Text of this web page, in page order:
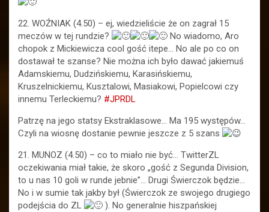
22. WOŹNIAK (4.50) – ej, wiedzieliście że on zagrał 15
meczów w tej rundzie?
No wiadomo, Aro
chopok z Mickiewicza cool gość itepe… No ale po co on
dostawał te szanse? Nie można ich było dawać jakiemuś
Adamskiemu, Dudzińskiemu, Karasińskiemu,
Kruszelnickiemu, Kusztalowi, Masiakowi, Popielcowi czy
innemu Terleckiemu? #JPRDL
Patrzę na jego statsy Ekstraklasowe… Ma 195 występów…
Czyli na wiosnę dostanie pewnie jeszcze z 5 szans
21. MUNOZ (4.50) – co to miało nie być… TwitterZL
oczekiwania miał takie, że skoro „gość z Segunda Division,
to u nas 10 goli w runde jebnie”… Drugi Świerczok będzie…
No i w sumie tak jakby był (Świerczok ze swojego drugiego
podejścia do ZL
). No generalnie hiszpańskiej